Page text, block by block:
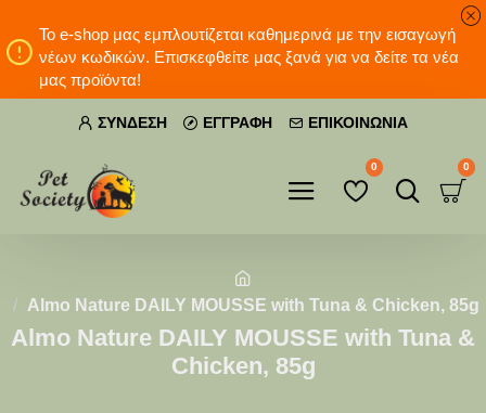
Το e-shop μας εμπλουτίζεται καθημερινά με την εισαγωγή
νέων κωδικών. Επισκεφθείτε μας ξανά για να δείτε τα νέα
μας προϊόντα!
ΣΎΝΔΕΣΗ ΕΓΓΡΑΦΉ ΕΠΙΚΟΙΝΩΝΊΑ
0 0
Almo Nature DAILY MOUSSE with Tuna & Chicken, 85g
Almo Nature DAILY MOUSSE with Tuna &
Chicken, 85g